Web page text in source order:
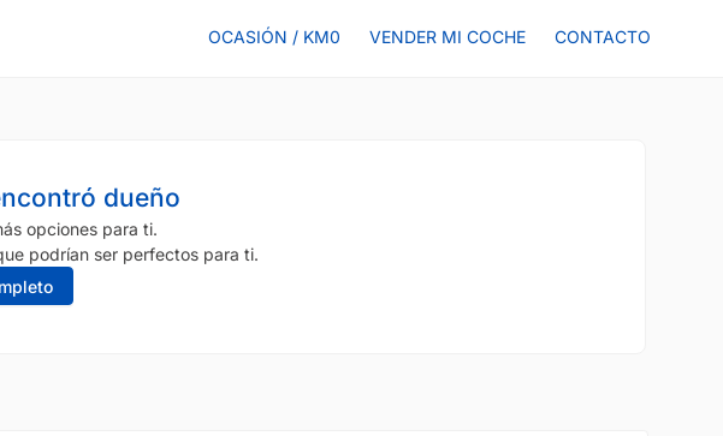
OCASIÓN / KM0 VENDER MI COCHE CONTACTO
dueño
opciones para ti.
podrían ser perfectos para ti.